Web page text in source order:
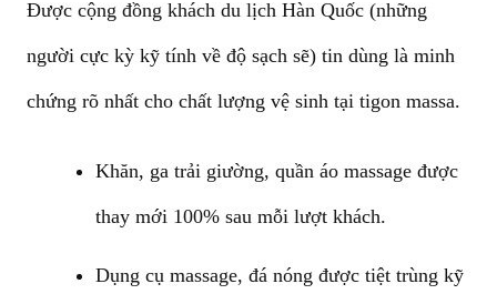
Được cộng đồng khách du lịch Hàn Quốc (những
người cực kỳ kỹ tính về độ sạch sẽ) tin dùng là minh
chứng rõ nhất cho chất lượng vệ sinh tại tigon massa.
Khăn, ga trải giường, quần áo massage được
thay mới 100% sau mỗi lượt khách.
Dụng cụ massage, đá nóng được tiệt trùng kỹ